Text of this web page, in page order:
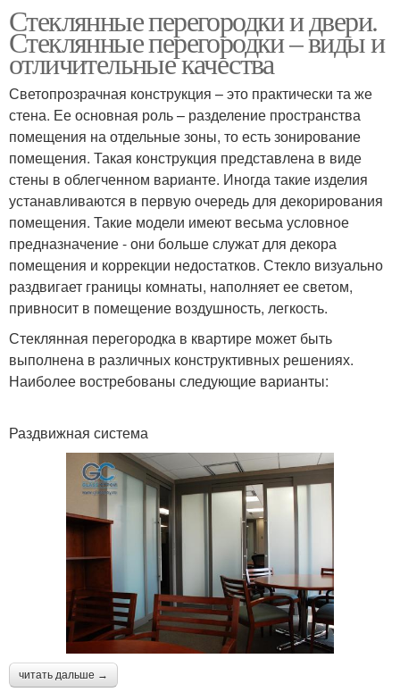
Стеклянные перегородки и двери.
Стеклянные перегородки – виды и
отличительные качества
Светопрозрачная конструкция – это практически та же
стена. Ее основная роль – разделение пространства
помещения на отдельные зоны, то есть зонирование
помещения. Такая конструкция представлена в виде
стены в облегченном варианте. Иногда такие изделия
устанавливаются в первую очередь для декорирования
помещения. Такие модели имеют весьма условное
предназначение - они больше служат для декора
помещения и коррекции недостатков. Стекло визуально
раздвигает границы комнаты, наполняет ее светом,
привносит в помещение воздушность, легкость.
Стеклянная перегородка в квартире может быть
выполнена в различных конструктивных решениях.
Наиболее востребованы следующие варианты:
Раздвижная система
читать дальше →